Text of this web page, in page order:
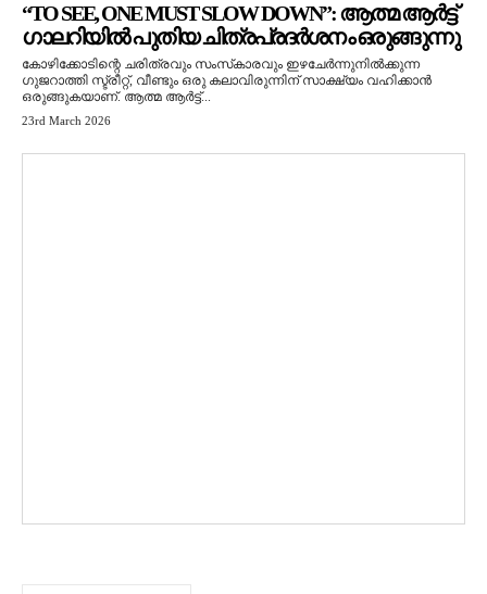
“TO SEE, ONE MUST SLOW DOWN”: ആത്മ ആർട്ട്
ഗാലറിയിൽ പുതിയ ചിത്രപ്രദർശനം ഒരുങ്ങുന്നു
കോഴിക്കോടിന്റെ ചരിത്രവും സംസ്‌കാരവും ഇഴചേർന്നുനിൽക്കുന്ന
ഗുജറാത്തി സ്ട്രീറ്റ്, വീണ്ടും ഒരു കലാവിരുന്നിന് സാക്ഷ്യം വഹിക്കാൻ
ഒരുങ്ങുകയാണ്. ആത്മ ആർട്ട്...
23rd March 2026